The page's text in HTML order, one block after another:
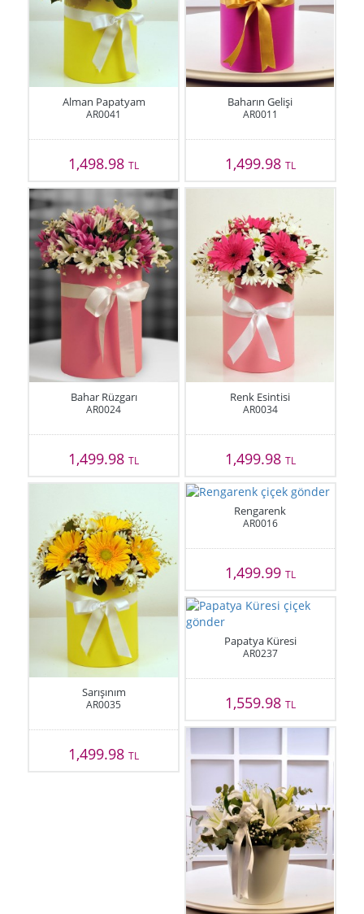
Alman Papatyam
AR0041
1,498.98TL
Baharın Gelişi
AR0011
1,499.98 TL
Bahar Rüzgarı
AR0024
1,499.98TL
Renk Esintisi
AR0034
1,499.98 TL
Sarışınım
AR0035
1,499.98TL
Rengarenk
AR0016
1,499.99 TL
Papatya Küresi
AR0237
1,559.98 TL